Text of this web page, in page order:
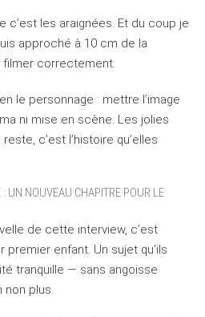
c’est les araignées. Et du coup je
approché à 10 cm de la
filmer correctement.
le personnage : mettre l’image
ni mise en scène. Les jolies
c’est l’histoire qu’elles
UN NOUVEAU CHAPITRE POUR LE
de cette interview, c’est
premier enfant. Un sujet qu’ils
tranquille — sans angoisse
non plus.